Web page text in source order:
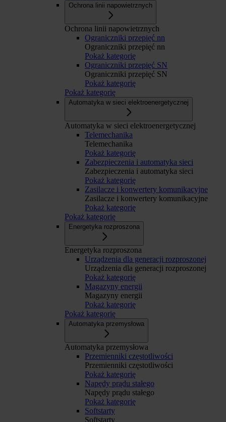
Ochrona linii napowietrznych
Ochrona linii napowietrznych
Ograniczniki przepięć nn
Ograniczniki przepięć nn
Pokaż kategorię
Ograniczniki przepięć SN
Ograniczniki przepięć SN
Pokaż kategorię
Pokaż kategorię
Automatyka w sieci elektroenergetycznej
Automatyka w sieci elektroenergetycznej
Telemechanika
Telemechanika
Pokaż kategorię
Zabezpieczenia i automatyka sieci
Zabezpieczenia i automatyka sieci
Pokaż kategorię
Zasilacze i konwertery komunikacyjne
Zasilacze i konwertery komunikacyjne
Pokaż kategorię
Pokaż kategorię
Energetyka rozproszona
Energetyka rozproszona
Urządzenia dla generacji rozproszonej
Urządzenia dla generacji rozproszonej
Pokaż kategorię
Magazyny energii
Magazyny energii
Pokaż kategorię
Pokaż kategorię
Automatyka przemysłowa
Automatyka przemysłowa
Przemienniki częstotliwości
Przemienniki częstotliwości
Pokaż kategorię
Napędy prądu stałego
Napędy prądu stałego
Pokaż kategorię
Softstarty
Softstarty